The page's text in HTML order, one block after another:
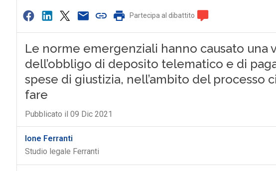
Partecipa al dibattito
Le norme emergenziali hanno causato una
dell’obbligo di deposito telematico e di
spese di giustizia, nell’ambito del processo
fare
Pubblicato il 09 Dic 2021
Ione Ferranti
Studio legale Ferranti